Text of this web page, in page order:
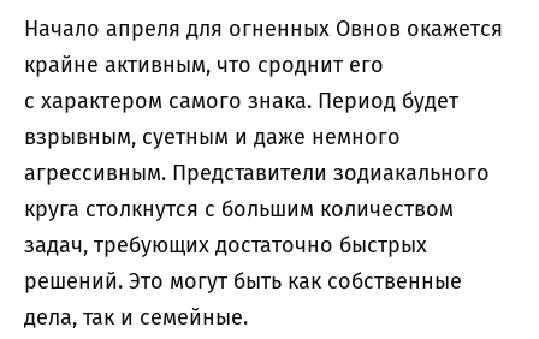
Начало апреля для огненных Овнов окажется
крайне активным, что сроднит его
с характером самого знака. Период будет
взрывным, суетным и даже немного
агрессивным. Представители зодиакального
круга столкнутся с большим количеством
задач, требующих достаточно быстрых
решений. Это могут быть как собственные
дела, так и семейные.